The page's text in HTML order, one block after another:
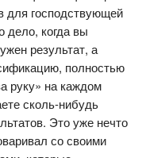
для господствующей
дело, когда вы
результат, а
полностью
руку» на каждом
сколь-нибудь
Это уже нечто
со своими